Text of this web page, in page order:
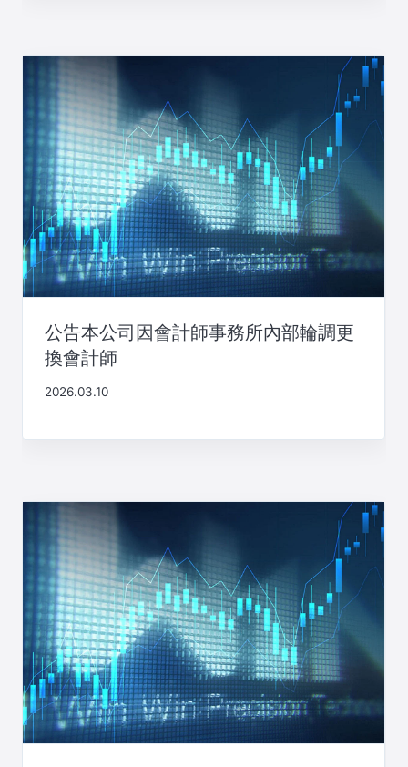
公告本公司因會計師事務所內部輪調更
換會計師
2026.03.10